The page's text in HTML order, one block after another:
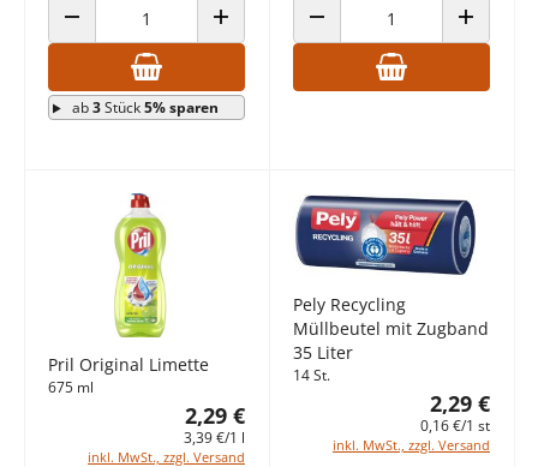
ANZAHL VERRINGERN ANZAHL ERHÖHEN
ab3Stück5% sparen
ANZAHL VERRINGERN ANZAHL
Pril Original Limette
675 ml
2,29 €
3,39 €/1 l
inkl. MwSt., zzgl. Versand
Pely Recycling
Müllbeutel mit Zugband
35 Liter
14 St.
2,29 €
0,16 €/1 st
inkl. MwSt., zzgl. Versand